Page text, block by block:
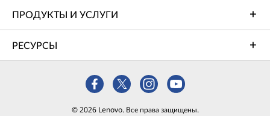
n
e
w
w
i
e
w
w
e
w
w
e
w
w
e
w
ПРОДУКТЫ И УСЛУГИ
РЕСУРСЫ
© 2026 Lenovo. Все права защищены.